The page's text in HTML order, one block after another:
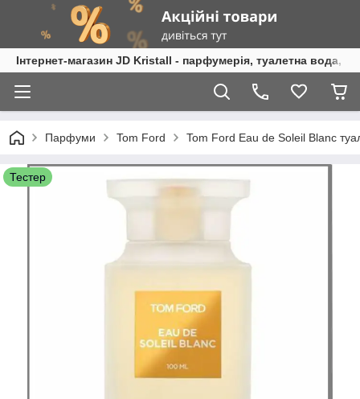
Інтернет-магазин JD Kristall - парфумерія, туалетна вода,
Парфуми Tom Ford Tom Ford Eau de Soleil Blanc
Тестер